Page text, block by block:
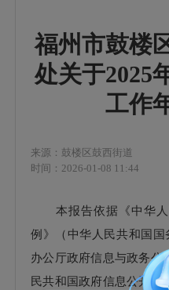
福州市鼓楼
处关于2025
工作
来源：鼓楼区鼓西街道
时间：2026-01-08 11:44
本报告依据《中华人
例》（中华人民共和国
办公厅政府信息与政务公
民共和国政府信息公开工